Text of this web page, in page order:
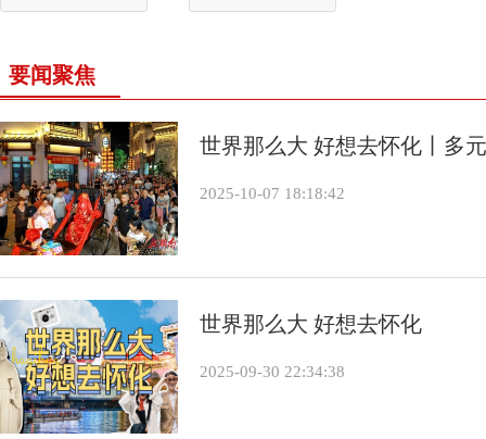
要闻聚焦
世界那么大 好想去怀化丨多
2025-10-07 18:18:42
世界那么大 好想去怀化
2025-09-30 22:34:38